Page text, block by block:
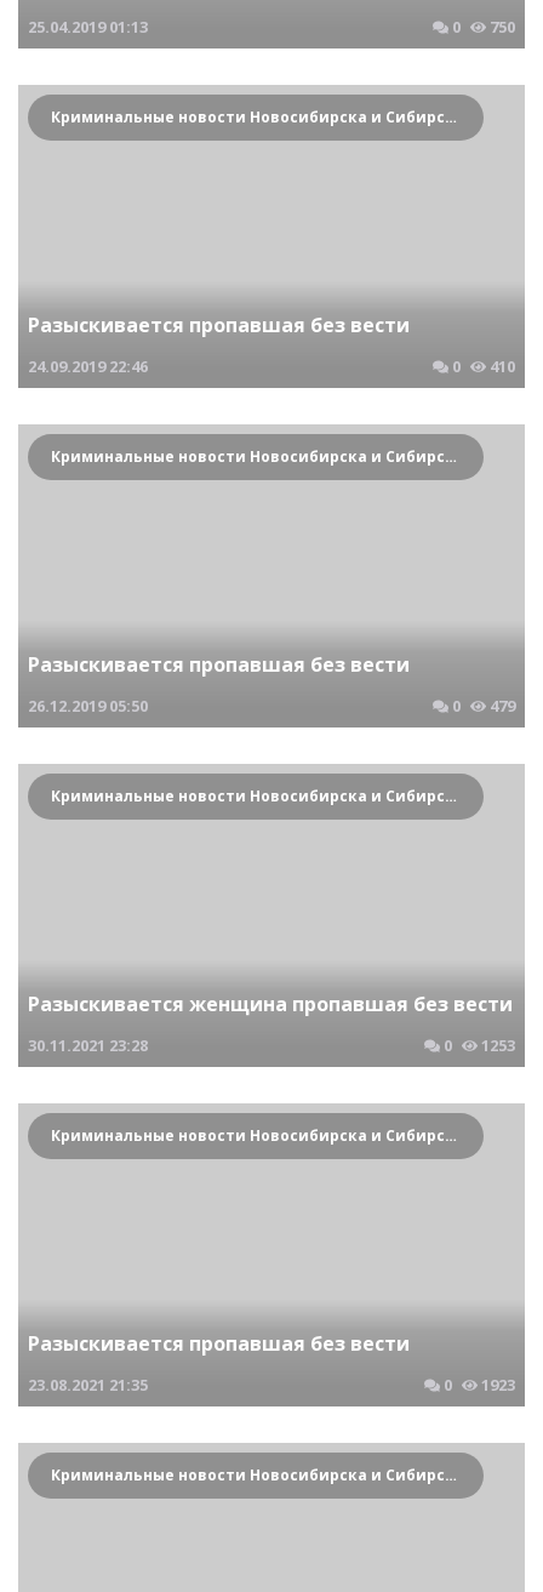
25.04.2019 01:13 0 750
Криминальные новости Новосибирска и Сибирского региона
Разыскивается пропавшая без вести
24.09.2019 22:46 0 410
Криминальные новости Новосибирска и Сибирского региона
Разыскивается пропавшая без вести
26.12.2019 05:50 0 479
Криминальные новости Новосибирска и Сибирского региона
Разыскивается женщина пропавшая без вести
30.11.2021 23:28 0 1253
Криминальные новости Новосибирска и Сибирского региона
Разыскивается пропавшая без вести
23.08.2021 21:35 0 1923
Криминальные новости Новосибирска и Сибирского региона